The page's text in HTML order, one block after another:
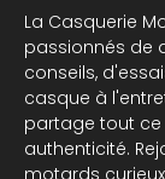
La Casquerie
passionnés de
conseils,
casque à
partage tout ce
authenticité.
motards